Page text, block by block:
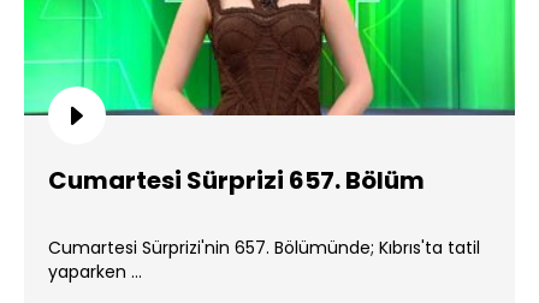
Cumartesi Sürprizi 657. Bölüm
Cumartesi Sürprizi'nin 657. Bölümünde; Kıbrıs'ta tatil
yaparken ...